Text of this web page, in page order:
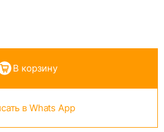
В корзину
в Whats App